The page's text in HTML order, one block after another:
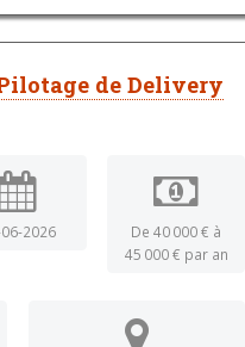
de Delivery
2026
De 40 000 € à
45 000 € par an